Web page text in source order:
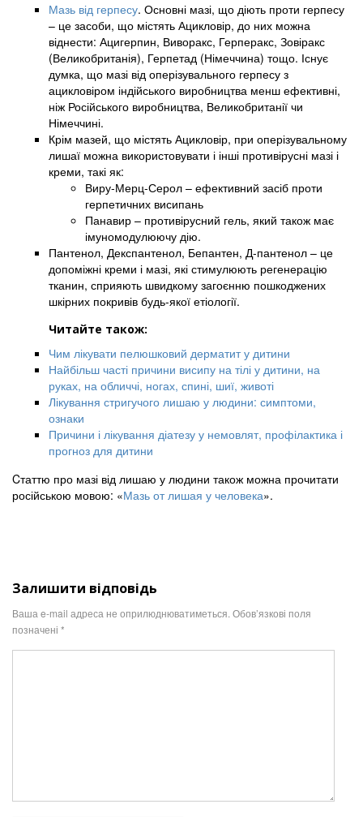
Мазь від герпесу. Основні мазі, що діють проти герпесу
– це засоби, що містять Ацикловір, до них можна
віднести: Ацигерпин, Виворакс, Герперакс, Зовіракс
(Великобританія), Герпетад (Німеччина) тощо. Існує
думка, що мазі від оперізувального герпесу з
ацикловіром індійського виробництва менш ефективні,
ніж Російського виробництва, Великобританії чи
Німеччині.
Крім мазей, що містять Ацикловір, при оперізувальному
лишаї можна використовувати і інші противірусні мазі і
креми, такі як:
Виру-Мерц-Серол – ефективний засіб проти
герпетичних висипань
Панавир – противірусний гель, який також має
імуномодулюючу дію.
Пантенол, Декспантенол, Бепантен, Д-пантенол – це
допоміжні креми і мазі, які стимулюють регенерацію
тканин, сприяють швидкому загоєнню пошкоджених
шкірних покривів будь-якої етіології.
Читайте також:
Чим лікувати пелюшковий дерматит у дитини
Найбільш часті причини висипу на тілі у дитини, на
руках, на обличчі, ногах, спині, шиї, животі
Лікування стригучого лишаю у людини: симптоми,
ознаки
Причини і лікування діатезу у немовлят, профілактика і
прогноз для дитини
Cтаттю про мазі від лишаю у людини також можна прочитати
російською мовою: «Мазь от лишая у человека».
Залишити відповідь
Ваша e-mail адреса не оприлюднюватиметься. Обов’язкові поля
позначені *